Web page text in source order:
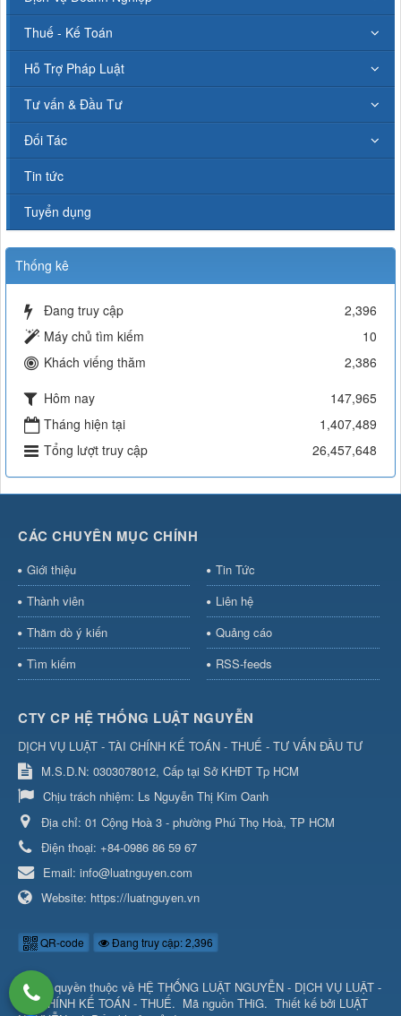
Thuế - Kế Toán
Hỗ Trợ Pháp Luật
Tư vấn & Đầu Tư
Đối Tác
Tin tức
Tuyển dụng
Thống kê
Đang truy cập
2,396
Máy chủ tìm kiếm
10
Khách viếng thăm
2,386
Hôm nay
147,965
Tháng hiện tại
1,407,489
Tổng lượt truy cập
26,457,648
CÁC CHUYÊN MỤC CHÍNH
Giới thiệu
Tin Tức
Thành viên
Liên hệ
Thăm dò ý kiến
Quảng cáo
Tìm kiếm
RSS-feeds
CTY CP HỆ THỐNG LUẬT NGUYỄN
DỊCH VỤ LUẬT - TÀI CHÍNH KẾ TOÁN - THUẾ - TƯ VẤN ĐẦU TƯ
M.S.D.N: 0303078012, Cấp tại Sở KHĐT Tp HCM
Chịu trách nhiệm: Ls Nguyễn Thị Kim Oanh
Địa chỉ: 01 Cộng Hoà 3 - phường Phú Thọ Hoà, TP HCM
Điện thoại: +84-0986 86 59 67
Email: info@luatnguyen.com
Website: https://luatnguyen.vn
QR-code Đang truy cập: 2,396
© Bản quyền thuộc về HỆ THỐNG LUẬT NGUYỄN - DỊCH VỤ LUẬT -
TÀI CHÍNH KẾ TOÁN - THUẾ. Mã nguồn THiG. Thiết kế bởi LUẬT